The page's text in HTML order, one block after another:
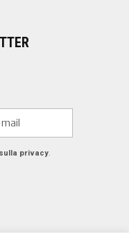
privacy.